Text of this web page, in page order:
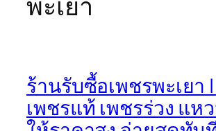
ร้านรับซื้อเพชรพะเยา
เพชรแท้ เพชรร่วง แห